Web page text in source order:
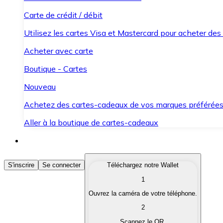
Carte de crédit / débit
Utilisez les cartes Visa et Mastercard pour acheter
Acheter avec carte
Boutique - Cartes
Nouveau
Achetez des cartes-cadeaux de vos marques
Aller à la boutique de cartes-cadeaux
Acheter des Cryptomonnaies
Achetez les cryptomonnaies qui vous intéressent
Convertissez vos cryptomonnaies en monnaie
S'inscrire Se connecter
Téléchargez notre Wallet
1
Ouvrez la caméra de votre téléphone.
2